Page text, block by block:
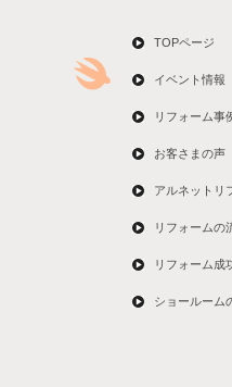
TOPページ
イベント情報
リフォーム事
お客さまの声
アルネットリ
リフォームの
リフォーム成
ショールーム